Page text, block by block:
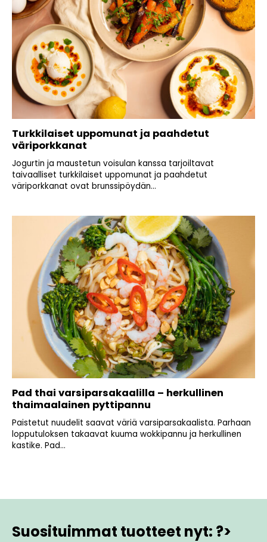
Turkkilaiset uppomunat ja paahdetut
väriporkkanat
Jogurtin ja maustetun voisulan kanssa tarjoiltavat
taivaalliset turkkilaiset uppomunat ja paahdetut
väriporkkanat ovat brunssipöydän...
Pad thai varsiparsakaalilla – herkullinen
thaimaalainen pyttipannu
Paistetut nuudelit saavat väriä varsiparsakaalista. Parhaan
lopputuloksen takaavat kuuma wokkipannu ja herkullinen
kastike. Pad...
Suosituimmat tuotteet nyt: ?>